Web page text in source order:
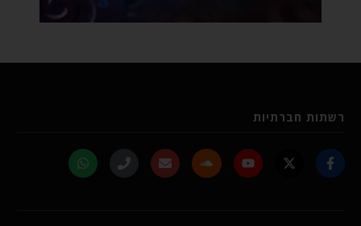
רשתות חברתיות